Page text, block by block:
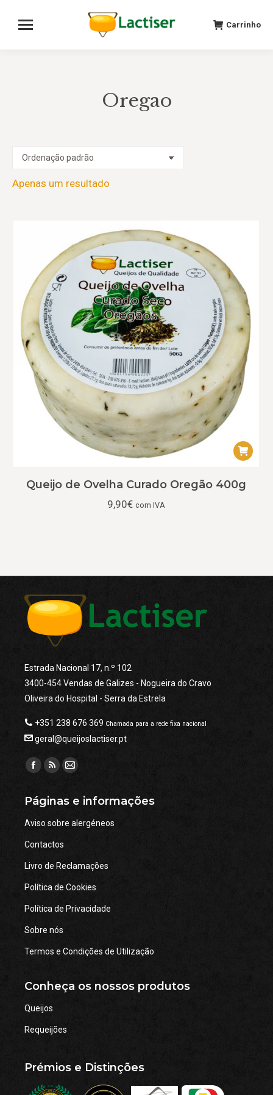
Carrinho
Oregao
Apenas um resultado
Queijo de Ovelha Curado Oregão 400g
9,90€ com IVA
Estrada Nacional 17, n.º 102
3400-454 Vendas de Galizes - Nogueira do Cravo
Oliveira do Hospital - Serra da Estrela
+351 238 676 369 Chamada para a rede fixa nacional
geral@queijoslactiser.pt
Find us on:
Facebook
opens
in
Rss
opens
in
Mail
opens
in
Páginas e informações
Aviso sobre alergéneos
Contactos
Livro de Reclamações
Política de Cookies
Política de Privacidade
Sobre nós
Termos e Condições de Utilização
Conheça os nossos produtos
Queijos
Requeijões
Prémios e Distinções